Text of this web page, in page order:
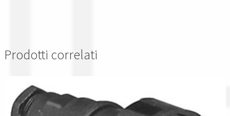
Prodotti correlati